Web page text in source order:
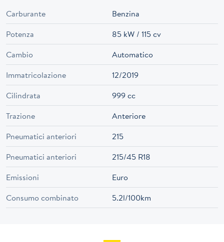
Carburante
Benzina
Potenza
85 kW / 115 cv
Cambio
Automatico
Immatricolazione
12/2019
Cilindrata
999 cc
Trazione
Anteriore
Pneumatici anteriori
215
Pneumatici anteriori
215/45 R18
Emissioni
Euro
Consumo combinato
5.2l/100km